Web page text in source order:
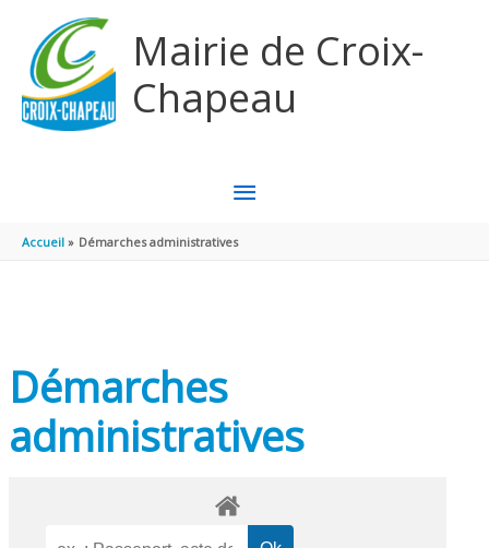
Mairie de Croix-
Chapeau
MENU
PRINCIPAL
Accueil Démarches administratives
Démarches
administratives